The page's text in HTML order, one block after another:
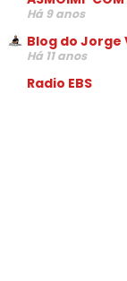
Há 9 anos
Blog do Jorge
Há 11 anos
Radio EBS